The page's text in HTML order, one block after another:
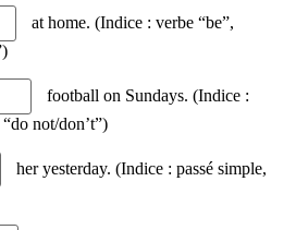
at home. (Indice : verbe “be”,
football on Sundays. (Indice :
not/don’t”)
her yesterday. (Indice : passé simple,